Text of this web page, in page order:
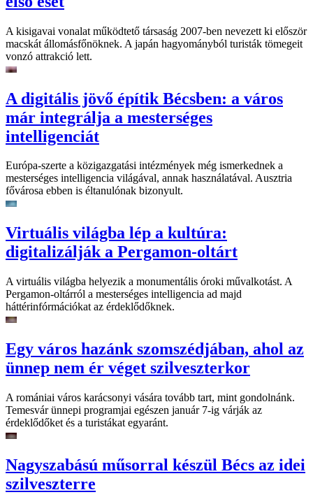
A kisigavai vonalat működtető társaság 2007-ben nevezett ki először
macskát állomásfőnöknek. A japán hagyományból turisták tömegeit
vonzó attrakció lett.
A digitális jövő építik Bécsben: a város
már integrálja a mesterséges
intelligenciát
Európa-szerte a közigazgatási intézmények még ismerkednek a
mesterséges intelligencia világával, annak használatával. Ausztria
fővárosa ebben is éltanulónak bizonyult.
Virtuális világba lép a kultúra:
digitalizálják a Pergamon-oltárt
A virtuális világba helyezik a monumentális óroki művalkotást. A
Pergamon-oltárról a mesterséges intelligencia ad majd
háttérinfórmációkat az érdeklődőknek.
Egy város hazánk szomszédjában, ahol az
ünnep nem ér véget szilveszterkor
A romániai város karácsonyi vására tovább tart, mint gondolnánk.
Temesvár ünnepi programjai egészen január 7-ig várják az
érdeklődőket és a turistákat egyaránt.
Nagyszabású műsorral készül Bécs az idei
szilveszterre